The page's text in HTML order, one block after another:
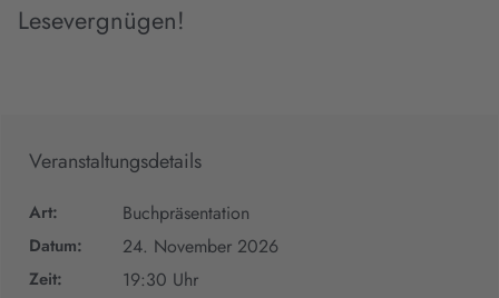
Lesevergnügen!
Veranstaltungsdetails
Art: Buchpräsentation
Datum: 24. November 2026
Zeit: 19:30 Uhr